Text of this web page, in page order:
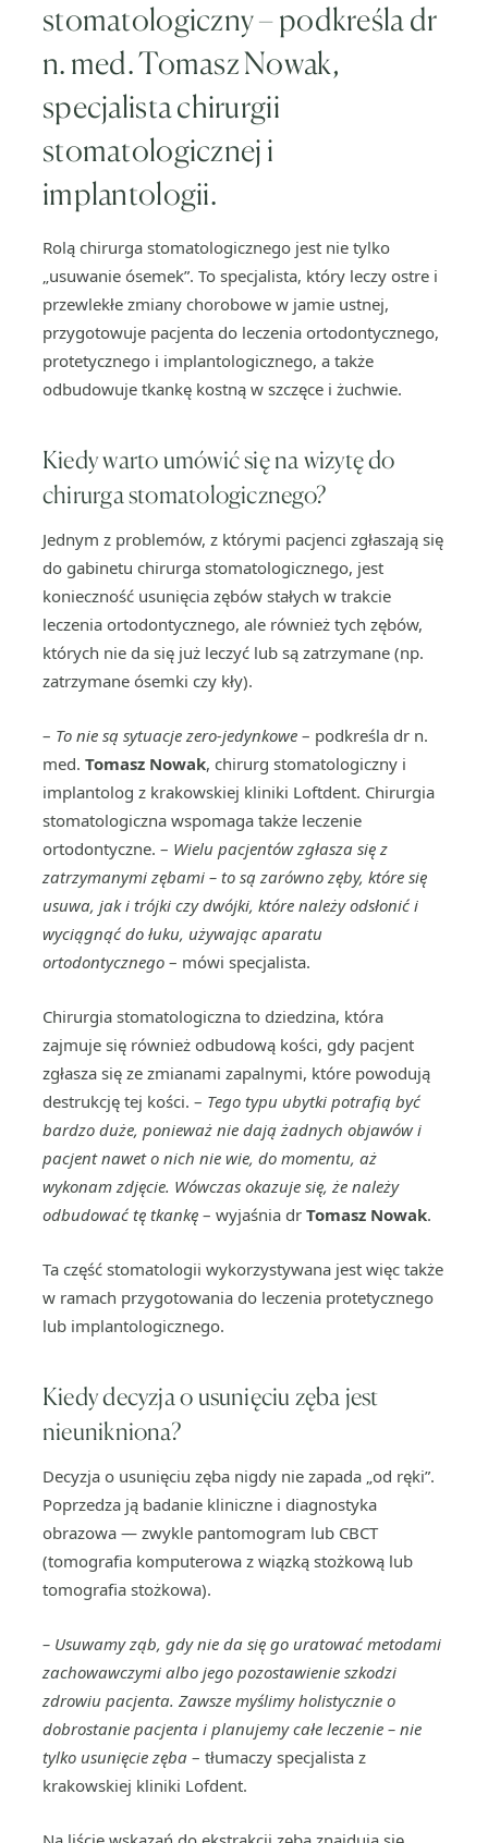
stomatologiczny – podkreśla dr
n. med. Tomasz Nowak,
specjalista chirurgii
stomatologicznej i
implantologii.
Rolą chirurga stomatologicznego jest nie tylko
„usuwanie ósemek”. To specjalista, który leczy ostre i
przewlekłe zmiany chorobowe w jamie ustnej,
przygotowuje pacjenta do leczenia ortodontycznego,
protetycznego i implantologicznego, a także
odbudowuje tkankę kostną w szczęce i żuchwie.
Kiedy warto umówić się na wizytę do
chirurga stomatologicznego?
Jednym z problemów, z którymi pacjenci zgłaszają się
do gabinetu chirurga stomatologicznego, jest
konieczność usunięcia zębów stałych w trakcie
leczenia ortodontycznego, ale również tych zębów,
których nie da się już leczyć lub są zatrzymane (np.
zatrzymane ósemki czy kły).
– To nie są sytuacje zero-jedynkowe – podkreśla dr n.
med. Tomasz Nowak, chirurg stomatologiczny i
implantolog z krakowskiej kliniki Loftdent. Chirurgia
stomatologiczna wspomaga także leczenie
ortodontyczne. – Wielu pacjentów zgłasza się z
zatrzymanymi zębami – to są zarówno zęby, które się
usuwa, jak i trójki czy dwójki, które należy odsłonić i
wyciągnąć do łuku, używając aparatu
ortodontycznego – mówi specjalista.
Chirurgia stomatologiczna to dziedzina, która
zajmuje się również odbudową kości, gdy pacjent
zgłasza się ze zmianami zapalnymi, które powodują
destrukcję tej kości. – Tego typu ubytki potrafią być
bardzo duże, ponieważ nie dają żadnych objawów i
pacjent nawet o nich nie wie, do momentu, aż
wykonam zdjęcie. Wówczas okazuje się, że należy
odbudować tę tkankę – wyjaśnia dr Tomasz Nowak.
Ta część stomatologii wykorzystywana jest więc także
w ramach przygotowania do leczenia protetycznego
lub implantologicznego.
Kiedy decyzja o usunięciu zęba jest
nieunikniona?
Decyzja o usunięciu zęba nigdy nie zapada „od ręki”.
Poprzedza ją badanie kliniczne i diagnostyka
obrazowa — zwykle pantomogram lub CBCT
(tomografia komputerowa z wiązką stożkową lub
tomografia stożkowa).
– Usuwamy ząb, gdy nie da się go uratować metodami
zachowawczymi albo jego pozostawienie szkodzi
zdrowiu pacjenta. Zawsze myślimy holistycznie o
dobrostanie pacjenta i planujemy całe leczenie – nie
tylko usunięcie zęba – tłumaczy specjalista z
krakowskiej kliniki Lofdent.